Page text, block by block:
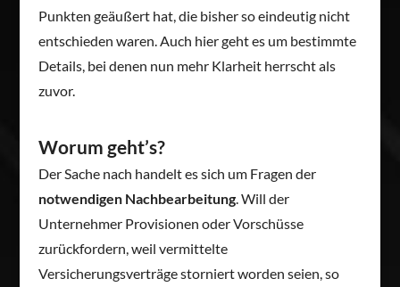
Punkten geäußert hat, die bisher so eindeutig nicht
entschieden waren. Auch hier geht es um bestimmte
Details, bei denen nun mehr Klarheit herrscht als
zuvor.
Worum geht’s?
Der Sache nach handelt es sich um Fragen der
notwendigen Nachbearbeitung. Will der
Unternehmer Provisionen oder Vorschüsse
zurückfordern, weil vermittelte
Versicherungsverträge storniert worden seien, so